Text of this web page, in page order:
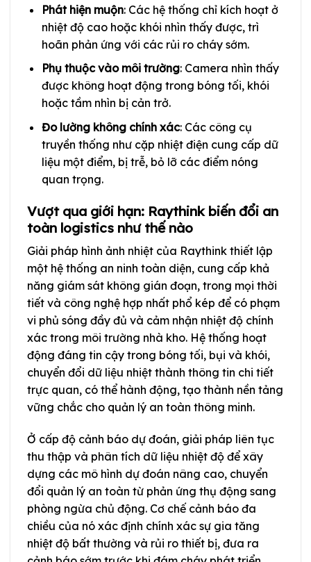
Phát hiện muộn: Các hệ thống chỉ kích hoạt ở
nhiệt độ cao hoặc khói nhìn thấy được, trì
hoãn phản ứng với các rủi ro cháy sớm.
Phụ thuộc vào môi trường: Camera nhìn thấy
được không hoạt động trong bóng tối, khói
hoặc tầm nhìn bị cản trở.
Đo lường không chính xác: Các công cụ
truyền thống như cặp nhiệt điện cung cấp dữ
liệu một điểm, bị trễ, bỏ lỡ các điểm nóng
quan trọng.
Vượt qua giới hạn: Raythink biến đổi an
toàn logistics như thế nào
Giải pháp hình ảnh nhiệt của Raythink thiết lập
một hệ thống an ninh toàn diện, cung cấp khả
năng giám sát không gián đoạn, trong mọi thời
tiết và công nghệ hợp nhất phổ kép để có phạm
vi phủ sóng đầy đủ và cảm nhận nhiệt độ chính
xác trong môi trường nhà kho. Hệ thống hoạt
động đáng tin cậy trong bóng tối, bụi và khói,
chuyển đổi dữ liệu nhiệt thành thông tin chi tiết
trực quan, có thể hành động, tạo thành nền tảng
vững chắc cho quản lý an toàn thông minh.
Ở cấp độ cảnh báo dự đoán, giải pháp liên tục
thu thập và phân tích dữ liệu nhiệt độ để xây
dựng các mô hình dự đoán nâng cao, chuyển
đổi quản lý an toàn từ phản ứng thụ động sang
phòng ngừa chủ động. Cơ chế cảnh báo đa
chiều của nó xác định chính xác sự gia tăng
nhiệt độ bất thường và rủi ro thiết bị, đưa ra